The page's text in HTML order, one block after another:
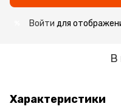
Войти для
В
Характеристики